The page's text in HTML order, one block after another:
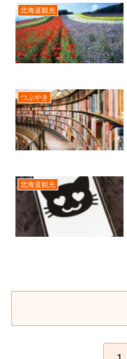
北海道観光
つぶやき
北海道観光